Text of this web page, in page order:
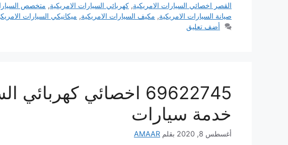
القصر اخصائي السيارات الامريكية, كهربائي السيارات الامريكية, متخصص
صيانة السيارات الامريكية, مكيف السيارات الامريكية, ميكانيكي السيارات
أضف تعليق
69622745 اخصائي
خدمة سيارات
أغسطس 8, 2020 بقلم AMAAR